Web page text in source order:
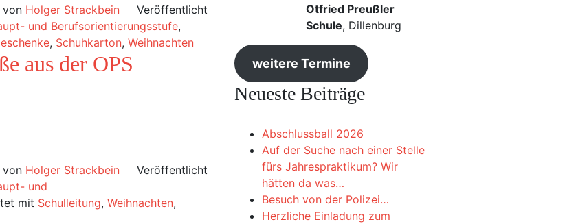
von Holger Strackbein
Veröffentlicht
und Berufsorientierungsstufe,
, Schuhkarton, Weihnachten
aus der OPS
von Holger Strackbein
Veröffentlicht
und
mit Schulleitung, Weihnachten,
Otfried Preußler
Schule, Dillenburg
weitere Termine
Neueste Beiträge
Abschlussball 2026
Auf der Suche nach einer Stelle
fürs Jahrespraktikum? Wir
hätten da was…
Besuch von der Polizei…
Herzliche Einladung zum